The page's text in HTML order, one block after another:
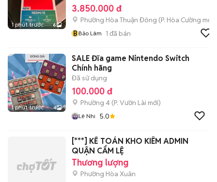
1 phút trước 6
3.850.000 đ
Phường Hòa Thuận Đông (P. Hòa Cường mới)
BBảo Lâm 1 đã bán
1 phút trước 4
SALE Đĩa game Nintendo Switch
Chính hãng
Đã sử dụng
100.000 đ
Phường 4 (P. Vườn Lài mới)
Lê Nhi 5.0
[***] KẾ TOÁN KHO KIÊM ADMIN
QUẬN CẨM LỆ
Thương lượng
Phường Hòa Xuân